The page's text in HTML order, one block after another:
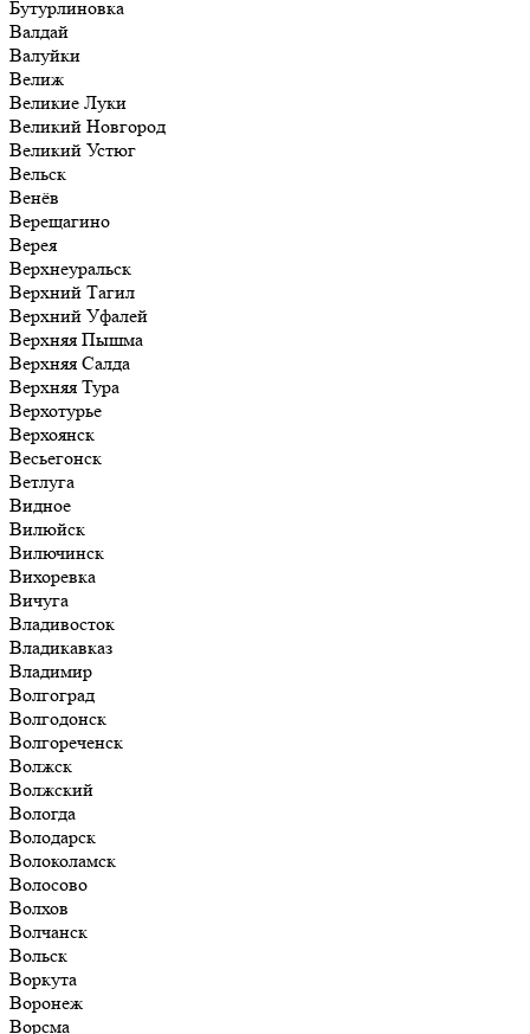
Бутурлиновка
Валдай
Валуйки
Велиж
Великие Луки
Великий Новгород
Великий Устюг
Вельск
Венёв
Верещагино
Верея
Верхнеуральск
Верхний Тагил
Верхний Уфалей
Верхняя Пышма
Верхняя Салда
Верхняя Тура
Верхотурье
Верхоянск
Весьегонск
Ветлуга
Видное
Вилюйск
Вилючинск
Вихоревка
Вичуга
Владивосток
Владикавказ
Владимир
Волгоград
Волгодонск
Волгореченск
Волжск
Волжский
Вологда
Володарск
Волоколамск
Волосово
Волхов
Волчанск
Вольск
Воркута
Воронеж
Ворсма